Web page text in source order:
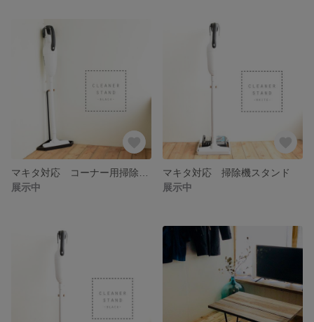
展示中
マキタ対応 掃除機スタンド
展示中